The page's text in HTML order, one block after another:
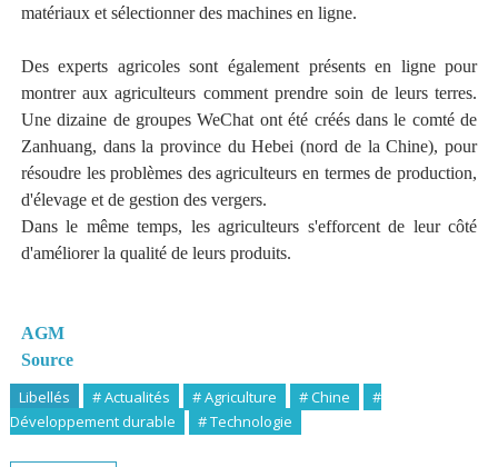
matériaux et sélectionner des machines en ligne.
Des experts agricoles sont également présents en ligne pour
montrer aux agriculteurs comment prendre soin de leurs terres.
Une dizaine de groupes WeChat ont été créés dans le comté de
Zanhuang, dans la province du Hebei (nord de la Chine), pour
résoudre les problèmes des agriculteurs en termes de production,
d'élevage et de gestion des vergers.
Dans le même temps, les agriculteurs s'efforcent de leur côté
d'améliorer la qualité de leurs produits.
AGM
Source
Libellés # Actualités # Agriculture # Chine
#
Développement durable
# Technologie